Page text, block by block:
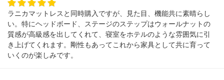
ラニカマットレスと同時購入ですが、見た目、機能共に素晴らし
い。特にヘッドボード、ステージのステップはウォールナットの
質感が高級感を出してくれて、寝室をホテルのような雰囲気に引
き上げてくれます。剛性もあってこれから家具として共に育って
いくのが楽しみです。